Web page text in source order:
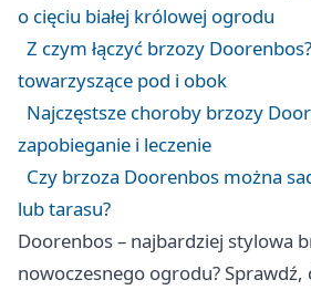
o cięciu białej królowej ogrodu
Z czym łączyć brzozy
towarzyszące pod i obok
Najczęstsze choroby brzozy
zapobieganie i leczenie
Czy brzoza Doorenbos można
lub tarasu?
Doorenbos – najbardziej stylowa
nowoczesnego ogrodu? Sprawdź,